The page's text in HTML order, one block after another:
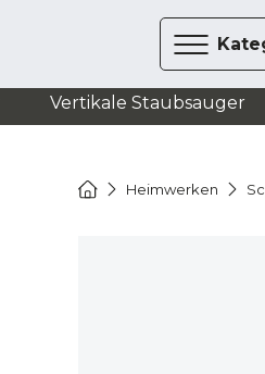
Vertikale Staubsauger
Heimwerken